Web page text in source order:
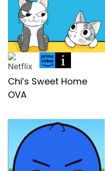
Chi’s Sweet Home
OVA